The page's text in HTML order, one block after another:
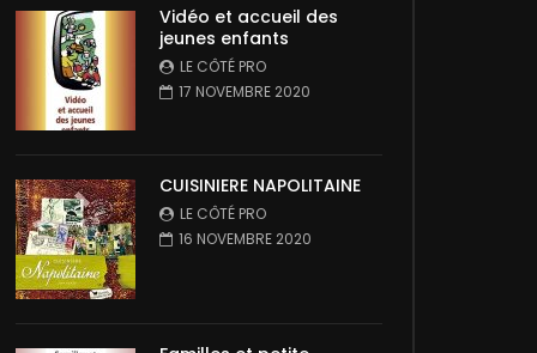
Vidéo et accueil des
jeunes enfants
LE CÔTÉ PRO
17 NOVEMBRE 2020
CUISINIERE NAPOLITAINE
LE CÔTÉ PRO
16 NOVEMBRE 2020